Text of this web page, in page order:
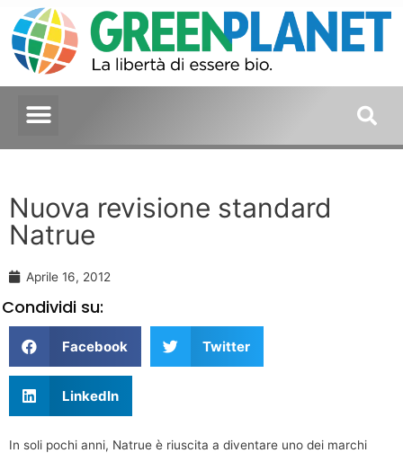
Nuova revisione standard
Natrue
Aprile 16, 2012
Condividi su:
Facebook Twitter
LinkedIn
In soli pochi anni, Natrue è riuscita a diventare uno dei marchi